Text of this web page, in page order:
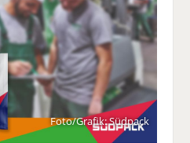
b
o
o
k
te
il
e
n
e
di
n
te
il
e
n
l
v
er
se
n
d
e
n
Foto/Grafik: Südpack